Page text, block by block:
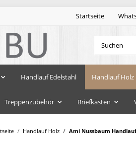
Startseite
Handlauf Edelstahl Handlauf Holz
Treppenzubehör Briefkästen
Handlauf Holz Ami Nussbaum